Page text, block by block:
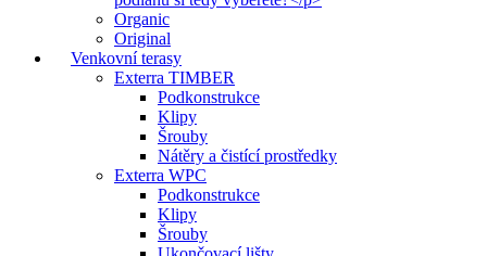
Organic
Original
Venkovní terasy
Exterra TIMBER
Podkonstrukce
Klipy
Šrouby
Nátěry a čistící prostředky
Exterra WPC
Podkonstrukce
Klipy
Šrouby